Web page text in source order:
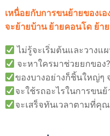
เหนื่อยกับการขนย้ายของเอ
จะย้ายบ้าน ย้ายคอนโด ย้า
ไม่รู้จะเริ่มต้นและวางแ
จะหาใครมาช่วยยกของ?
ของบางอย่างก็ชิ้นใหญ่ๆ
จะใช้รถอะไรในการขน
จะเสร็จทันเวลาตามที่คุ